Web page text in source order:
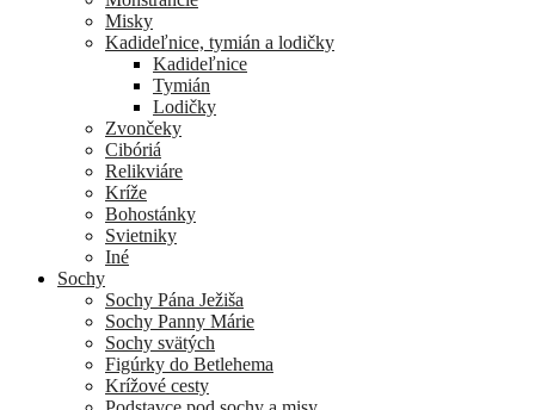
Misky
Kadideľnice, tymián a lodičky
Kadideľnice
Tymián
Lodičky
Zvončeky
Cibóriá
Relikviáre
Kríže
Bohostánky
Svietniky
Iné
Sochy
Sochy Pána Ježiša
Sochy Panny Márie
Sochy svätých
Figúrky do Betlehema
Krížové cesty